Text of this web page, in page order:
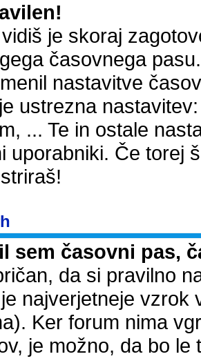
je skoraj
časovnega
nastavitve
ustrezna
... Te in ostale
uporabniki. Če torej
sem časovni pas,
da si pravilno
najverjetneje vzrok
Ker forum nima
je možno, da bo le